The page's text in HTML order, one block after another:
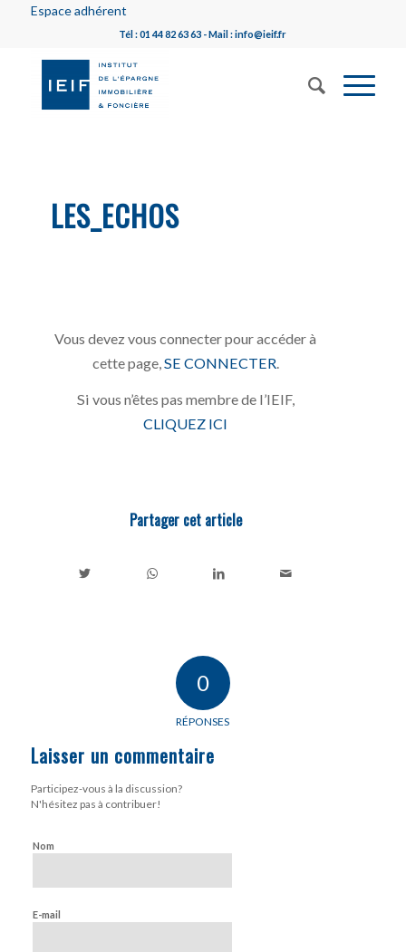
Espace adhérent
Tél : 01 44 82 63 63 - Mail : info@ieif.fr
LES_ECHOS
Vous devez vous connecter pour accéder à
cette page, SE CONNECTER
Si vous n’êtes pas membre de l’IEIF,
CLIQUEZ ICI
Partager cet article
0
RÉPONSES
Laisser un commentaire
Participez-vous à la discussion?
N'hésitez pas à contribuer!
Nom
E-mail